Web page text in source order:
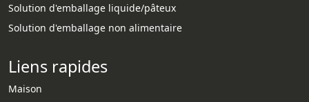
Solution d'emballage liquide/pâteux
Solution d'emballage non alimentaire
Liens rapides
Maison